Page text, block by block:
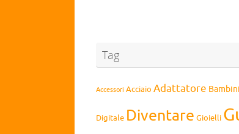
Tag
Accessori Acciaio Adattatore Bambini
Digitale Diventare Gioielli